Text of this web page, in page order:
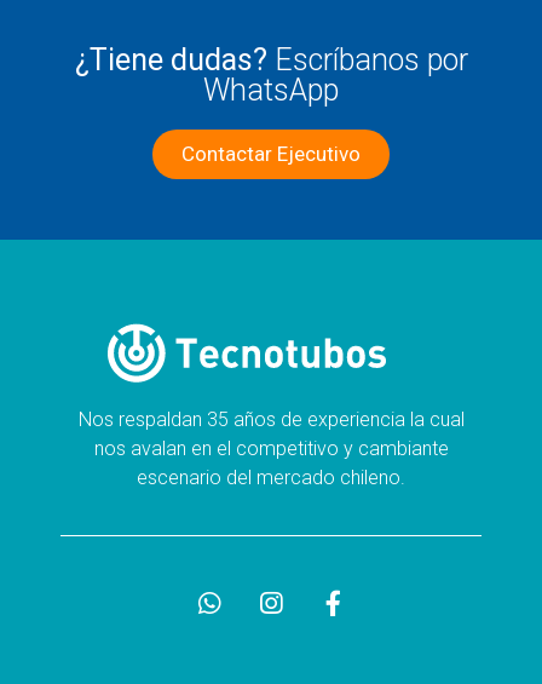
¿Tiene dudas? Escríbanos por
WhatsApp
Contactar Ejecutivo
Nos respaldan 35 años de experiencia la cual
nos avalan en el competitivo y cambiante
escenario del mercado chileno.